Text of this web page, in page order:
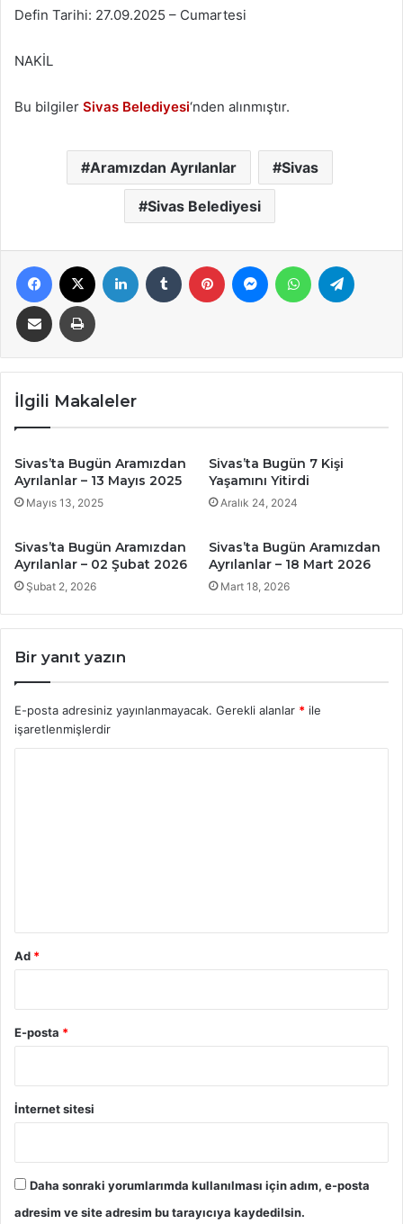
Defin Tarihi: 27.09.2025 – Cumartesi
NAKİL
Bu bilgiler Sivas Belediyesi‘nden alınmıştır.
Aramızdan Ayrılanlar Sivas
Sivas Belediyesi
Facebook LinkedIn Tumblr Pinterest MessengerWhatsApp
E-Posta ile paylaş Yazdır
İlgili Makaleler
Sivas’ta Bugün Aramızdan
Ayrılanlar – 13 Mayıs 2025
Mayıs 13, 2025
Sivas’ta Bugün 7 Kişi
Yaşamını Yitirdi
Aralık 24, 2024
Sivas’ta Bugün Aramızdan
Ayrılanlar – 02 Şubat 2026
Şubat 2, 2026
Sivas’ta Bugün Aramızdan
Ayrılanlar – 18 Mart 2026
Mart 18, 2026
Bir yanıt yazın
E-posta adresiniz yayınlanmayacak. Gerekli alanlar * ile
işaretlenmişlerdir
Ad *
E-posta *
İnternet sitesi
Daha sonraki yorumlarımda kullanılması için adım, e-posta
adresim ve site adresim bu tarayıcıya kaydedilsin.